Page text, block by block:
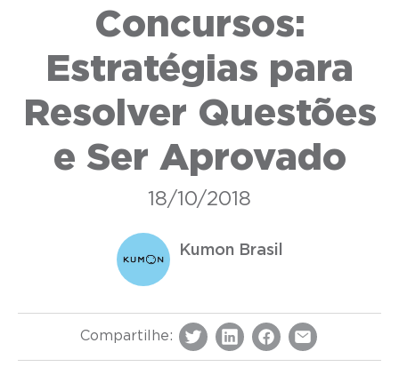
Concursos:
Estratégias para
Resolver Questões
e Ser Aprovado
18/10/2018
Kumon Brasil
Compartilhe: